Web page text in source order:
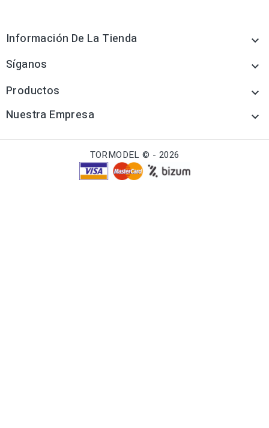
Información De La Tienda 
Síganos 
Productos 
Nuestra Empresa 
TORMODEL © - 2026